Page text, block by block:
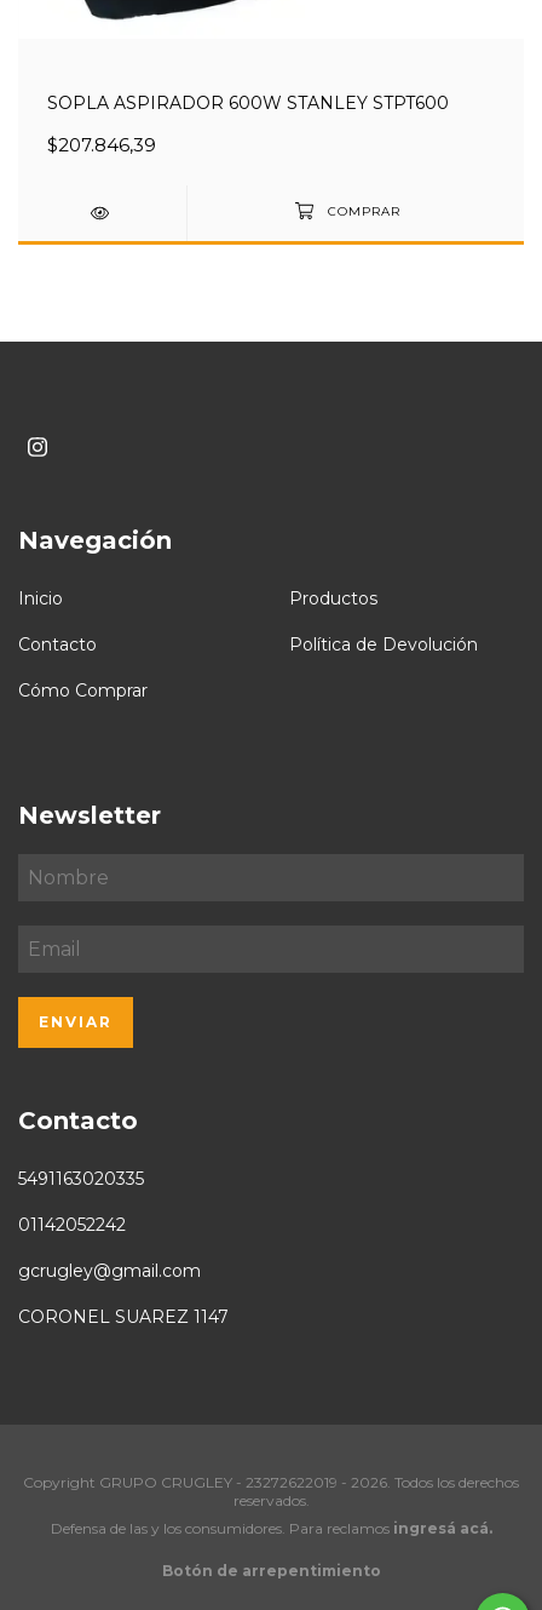
SOPLA ASPIRADOR 600W STANLEY STPT600
$207.846,39
Navegación
Inicio Productos
Contacto Política de Devolución
Cómo Comprar
Newsletter
Contacto
5491163020335
01142052242
gcrugley@gmail.com
CORONEL SUAREZ 1147
Copyright GRUPO CRUGLEY - 23272622019 - 2026. Todos los derechos
reservados.
Defensa de las y los consumidores. Para reclamos ingresá acá.
Botón de arrepentimiento